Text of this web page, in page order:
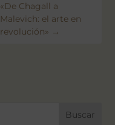
«De Chagall a
Malevich: el arte en
revolución» →